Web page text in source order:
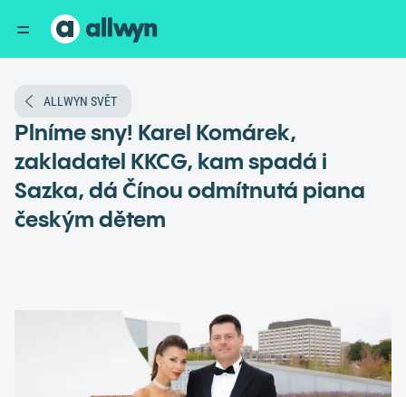
ALLWYN SVĚT
Plníme sny! Karel Komárek,
zakladatel KKCG, kam spadá i
Sazka, dá Čínou odmítnutá piana
českým dětem